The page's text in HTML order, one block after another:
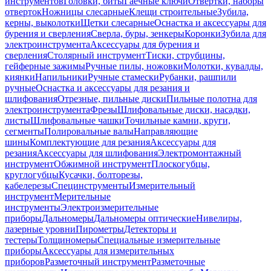
отвертокНожницы слесарныеКлещи строительныеЗубила,
керны, выколоткиЩетки слесарныеОснастка и аксессуары для
бурения и сверленияСверла, буры, зенкерыКоронкиЗубила для
электроинструментаАксессуары для бурения и
сверленияСтолярный инструментТиски, струбцины,
гейферные зажимыРучные пилы, ножовкиМолотки, кувалды,
киянкиНапильникиРучные стамескиРубанки, рашпили
ручныеОснастка и аксессуары для резания и
шлифованияОтрезные, пильные дискиПильные полотна для
электроинструментаФрезыШлифовальные диски, насадки,
листыШлифовальные чашкиТочильные камни, круги,
сегментыПолировальные валыНаправляющие
шиныКомплектующие для резанияАксессуары для
резанияАксессуары для шлифованияЭлектромонтажный
инструментОбжимной инструментПлоскогубцы,
круглогубцыКусачки, болторезы,
кабелерезыСпецинструментыИзмерительный
инструментМерительные
инструментыЭлектроизмерительные
приборыДальномерыДальномеры оптическиеНивелиры,
лазерные уровниПирометрыДетекторы и
тестерыТолщиномерыСпециальные измерительные
приборыАксессуары для измерительных
приборовРазметочный инструментРазметочные